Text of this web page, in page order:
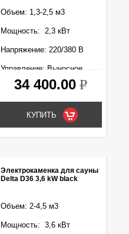
Объем: 1,3-2,5 м3
Мощность: 2,3 кВт
Напряжение: 220/380 В
Управление: Выносное
(входит в комплект)
34 400.00 k
Электрокаменка для сауны
Delta D36 3,6 kW black
Объем: 2-4,5 м3
Мощность: 3,6 кВт